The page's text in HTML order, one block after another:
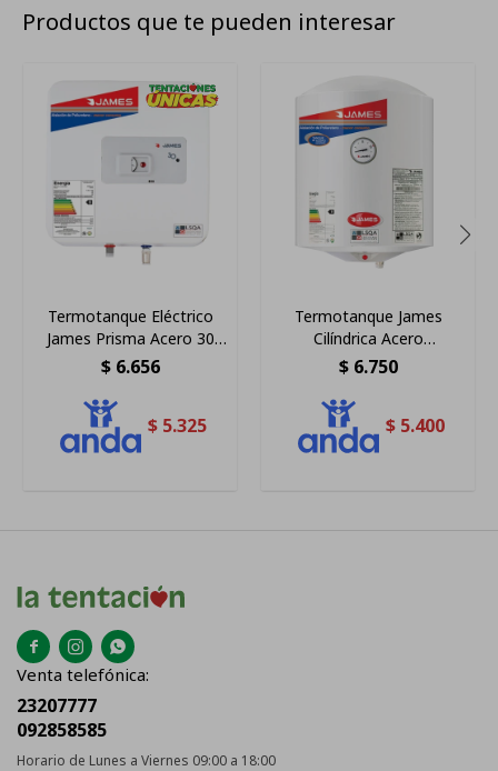
Productos que te pueden interesar
Termotanque Eléctrico
James Prisma Acero 30
Litros Color Blanco
$ 6.656
$ 5.325
Termotanque James
Cilíndrica Acero
Convencional 30 L Blanco
$ 6.750
$ 5.400
  
Venta telefónica:
23207777
092858585
Horario de Lunes a Viernes 09:00 a 18:00